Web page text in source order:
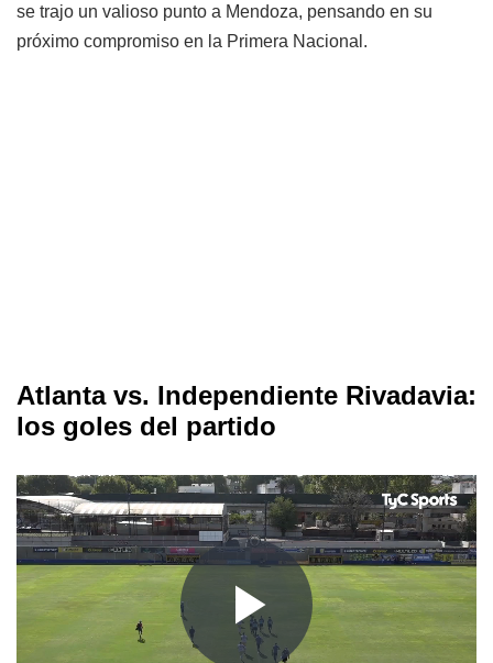
se trajo un valioso punto a Mendoza, pensando en su
próximo compromiso en la Primera Nacional.
Atlanta vs. Independiente Rivadavia:
los goles del partido